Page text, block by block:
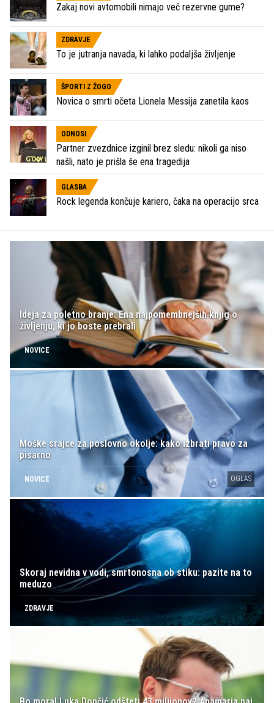
Zakaj novi avtomobili nimajo več rezervne gume?
ZDRAVJE
To je jutranja navada, ki lahko podaljša življenje
ŠPORTI Z ŽOGO
Novica o smrti očeta Lionela Messija zanetila kaos
ODNOSI
Partner zvezdnice izginil brez sledu: nikoli ga niso
našli, nato je prišla še ena tragedija
GLASBA
Rock legenda končuje kariero, čaka na operacijo srca
Ideja za poletno branje: Ena najpomembnejših knjig o
življenju, ki jo boste prebrali
NOVICE
Moške srajce za poslovno okolje: kako izbrati pravo za
pisarno
NOVICE OGLAS
Skoraj nevidna v vodi, smrtonosna ob stiku: pazite na to
meduzo
ZDRAVJE